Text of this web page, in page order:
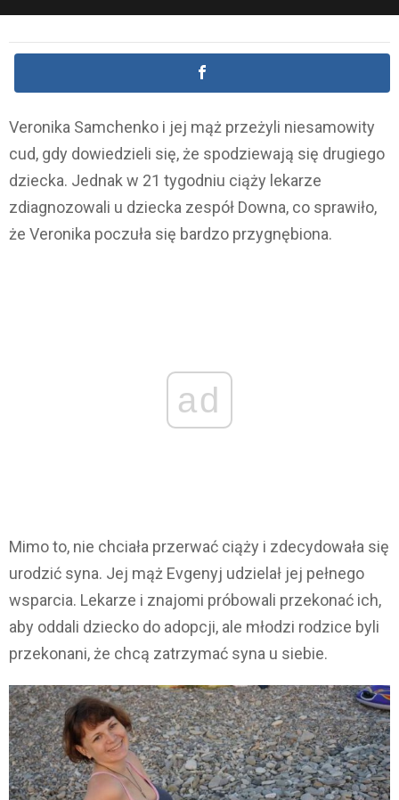
Veronika Samchenko i jej mąż przeżyli niesamowity
cud, gdy dowiedzieli się, że spodziewają się drugiego
dziecka. Jednak w 21 tygodniu ciąży lekarze
zdiagnozowali u dziecka zespół Downa, co sprawiło,
że Veronika poczuła się bardzo przygnębiona.
ad
Mimo to, nie chciała przerwać ciąży i zdecydowała się
urodzić syna. Jej mąż Evgenyj udzielał jej pełnego
wsparcia. Lekarze i znajomi próbowali przekonać ich,
aby oddali dziecko do adopcji, ale młodzi rodzice byli
przekonani, że chcą zatrzymać syna u siebie.